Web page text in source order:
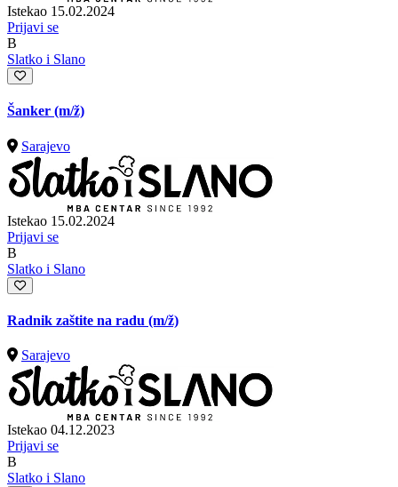
Istekao 15.02.2024
Prijavi se
B
Slatko i Slano
Šanker (m/ž)
Sarajevo
Istekao 15.02.2024
Prijavi se
B
Slatko i Slano
Radnik zaštite na radu (m/ž)
Sarajevo
Istekao 04.12.2023
Prijavi se
B
Slatko i Slano